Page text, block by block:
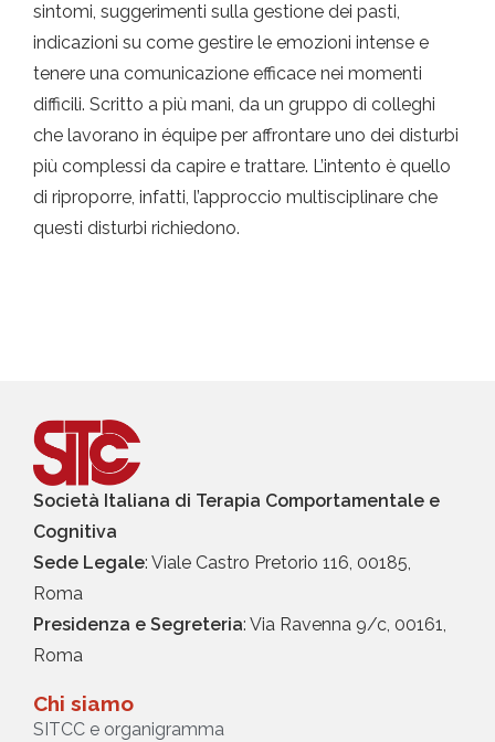
sintomi, suggerimenti sulla gestione dei pasti,
indicazioni su come gestire le emozioni intense e
tenere una comunicazione efficace nei momenti
difficili. Scritto a più mani, da un gruppo di colleghi
che lavorano in équipe per affrontare uno dei disturbi
più complessi da capire e trattare. L’intento è quello
di riproporre, infatti, l’approccio multisciplinare che
questi disturbi richiedono.
Società Italiana di Terapia Comportamentale e
Cognitiva
Sede Legale: Viale Castro Pretorio 116, 00185,
Roma
Presidenza e Segreteria: Via Ravenna 9/c, 00161,
Roma
Chi siamo
SITCC e organigramma